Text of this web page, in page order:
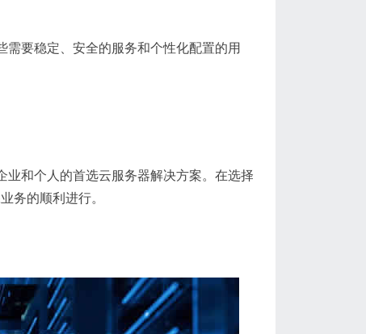
要稳定、安全的服务和个性化配置的用
和个人的首选云服务器解决方案。在选择
务的顺利进行。